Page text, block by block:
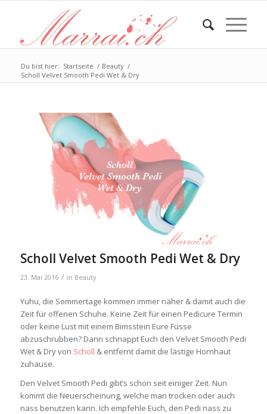
Du bist hier: Startseite / Beauty /
Scholl Velvet Smooth Pedi Wet & Dry
Scholl Velvet Smooth Pedi Wet & Dry
23. Mai 2016 / in Beauty
Yuhu, die Sommertage kommen immer näher & damit auch die
Zeit für offenen Schuhe. Keine Zeit für einen Pedicure Termin
oder keine Lust mit einem Bimsstein Eure Füsse
abzuschrubben? Dann schnappt Euch den Velvet Smooth Pedi
Wet & Dry von Scholl & entfernt damit die lästige Hornhaut
zuhause.
Den Velvet Smooth Pedi gibt’s schon seit einiger Zeit. Nun
kommt die Neuerscheinung, welche man trocken oder auch
nass benutzen kann. Ich empfehle Euch, den Pedi nass zu